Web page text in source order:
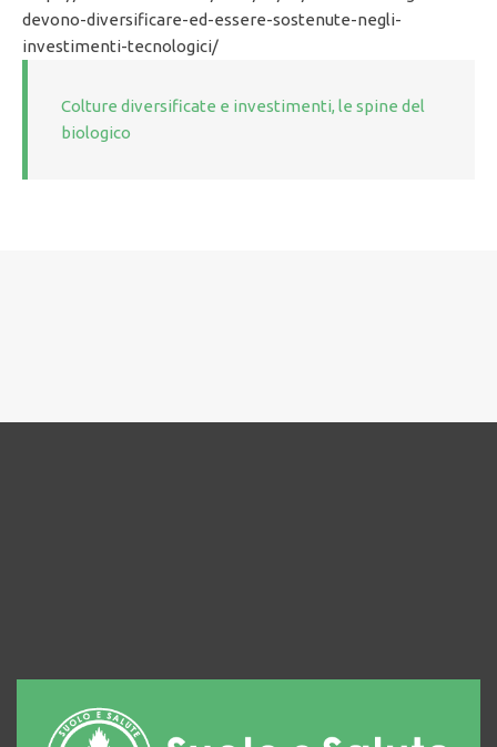
devono-diversificare-ed-essere-sostenute-negli-
investimenti-tecnologici/
Colture diversificate e investimenti, le spine del
biologico